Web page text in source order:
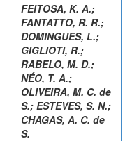
FEITOSA, K. A.;
FANTATTO, R. R.;
DOMINGUES, L.;
GIGLIOTI, R.;
RABELO, M. D.;
NÉO, T. A.;
OLIVEIRA, M. C. de
S.; ESTEVES, S. N.;
CHAGAS, A. C. de
S.